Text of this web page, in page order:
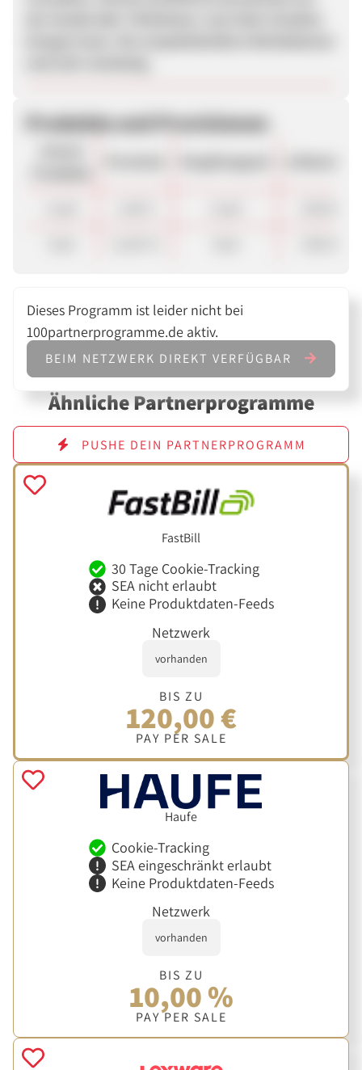
Produkte und Provisionen
Dieses Programm ist leider nicht bei
100partnerprogramme.de aktiv.
BEIM NETZWERK DIREKT VERFÜGBAR
Ähnliche Partnerprogramme
PUSHE DEIN PARTNERPROGRAMM
FastBill
30 Tage Cookie-Tracking
SEA nicht erlaubt
Keine Produktdaten-Feeds
Netzwerk
vorhanden
BIS ZU
120,00 €
PAY PER SALE
Haufe
Cookie-Tracking
SEA eingeschränkt erlaubt
Keine Produktdaten-Feeds
Netzwerk
vorhanden
BIS ZU
10,00 %
PAY PER SALE